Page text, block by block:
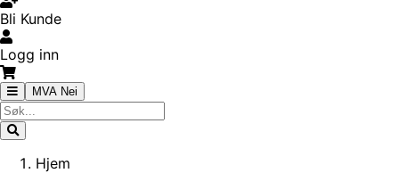
Bli Kunde
Logg inn
MVA Nei
Hjem